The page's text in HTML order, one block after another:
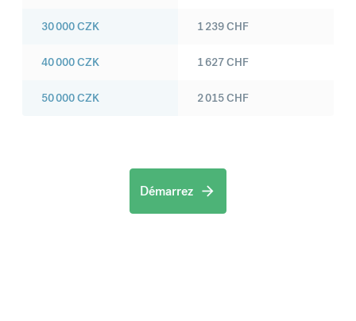
30 000CZK
40 000CZK
50 000CZK
1 239CHF
1 627CHF
2 015CHF
Démarrez